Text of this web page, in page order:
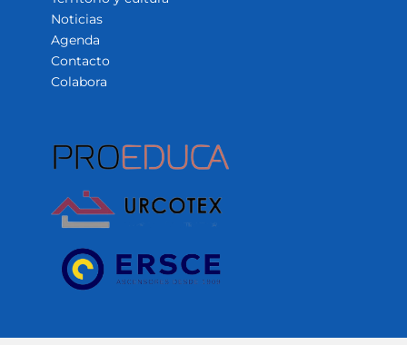
Noticias
Agenda
Contacto
Colabora